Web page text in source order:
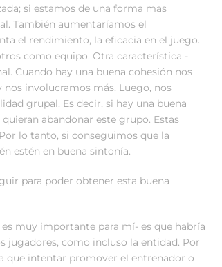
si estamos de una forma mas
También aumentaríamos el
el rendimiento, la eficacia en el juego.
como equipo. Otra característica -
Cuando hay una buena cohesión nos
involucramos más. Luego, nos
grupal. Es decir, si hay una buena
abandonar este grupo. Estas
lo tanto, si conseguimos que la
estén en buena sintonía.
para poder obtener esta buena
muy importante para mí- es que habría
jugadores, como incluso la entidad. Por
que intentar promover el entrenador o